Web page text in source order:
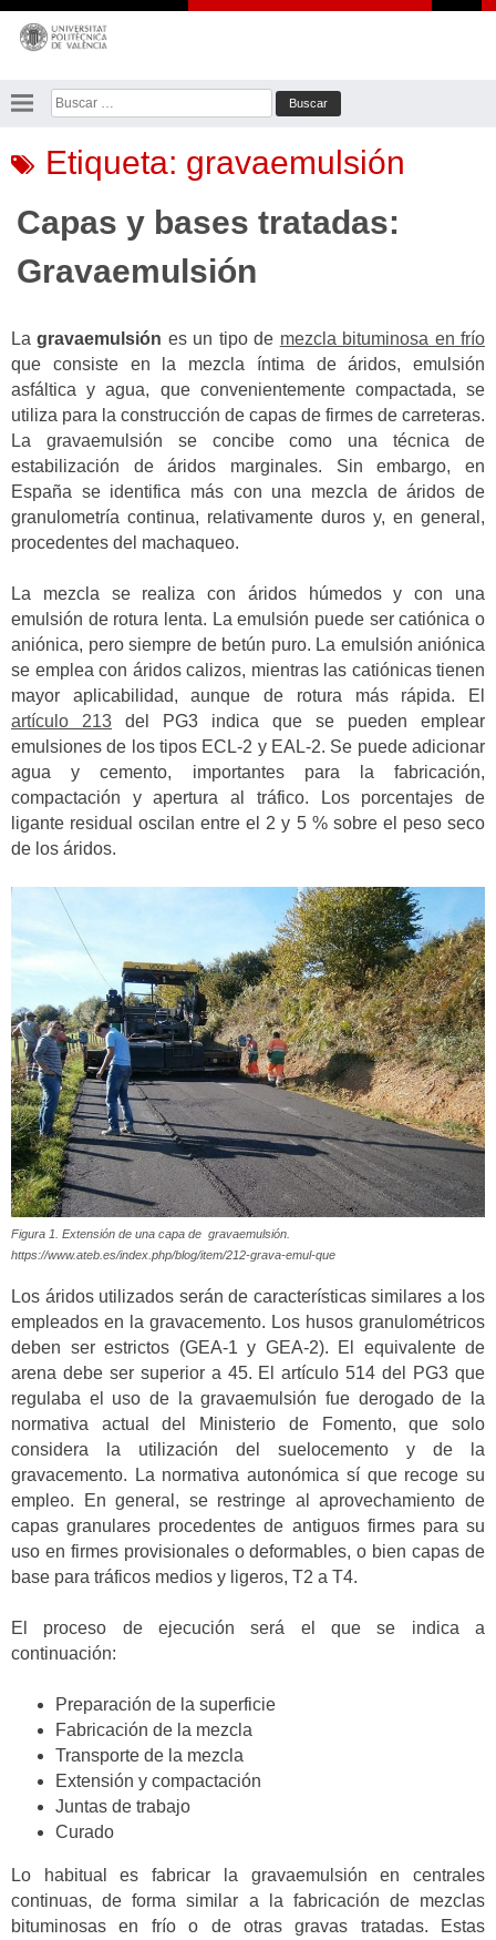
Saltar
contenido
Buscar:
Etiqueta: gravaemulsión
Capas y bases tratadas:
Gravaemulsión
Lagravaemulsión es un tipo de mezcla bituminosa en frío
que consiste en la mezcla íntima de áridos, emulsión
asfáltica y agua, que convenientemente compactada, se
utiliza para la construcción de capas de firmes de carreteras.
La gravaemulsión se concibe como una técnica de
estabilización de áridos marginales. Sin embargo, en
España se identifica más con una mezcla de áridos de
granulometría continua, relativamente duros y, en general,
procedentes del machaqueo.
La mezcla se realiza con áridos húmedos y con una
emulsión de rotura lenta. La emulsión puede ser catiónica o
aniónica, pero siempre de betún puro. La emulsión aniónica
se emplea con áridos calizos, mientras las catiónicas tienen
mayor aplicabilidad, aunque de rotura más rápida. El
artículo 213 del PG3 indica que se pueden emplear
emulsiones de los tipos ECL-2 y EAL-2. Se puede adicionar
agua y cemento, importantes para la fabricación,
compactación y apertura al tráfico. Los porcentajes de
ligante residual oscilan entre el 2 y 5 % sobre el peso seco
de los áridos.
Figura 1. Extensión de una capa de gravaemulsión.
https://www.ateb.es/index.php/blog/item/212-grava-emul-que
Los áridos utilizados serán de características similares a los
empleados en la gravacemento. Los husos granulométricos
deben ser estrictos (GEA-1 y GEA-2). El equivalente de
arena debe ser superior a 45. El artículo 514 del PG3 que
regulaba el uso de la gravaemulsión fue derogado de la
normativa actual del Ministerio de Fomento, que solo
considera la utilización del suelocemento y de la
gravacemento. La normativa autonómica sí que recoge su
empleo. En general, se restringe al aprovechamiento de
capas granulares procedentes de antiguos firmes para su
uso en firmes provisionales o deformables, o bien capas de
base para tráficos medios y ligeros, T2 a T4.
El proceso de ejecución será el que se indica a
continuación:
Preparación de la superficie
Fabricación de la mezcla
Transporte de la mezcla
Extensión y compactación
Juntas de trabajo
Curado
Lo habitual es fabricar la gravaemulsión en centrales
continuas, de forma similar a la fabricación de mezclas
bituminosas en frío o de otras gravas tratadas. Estas